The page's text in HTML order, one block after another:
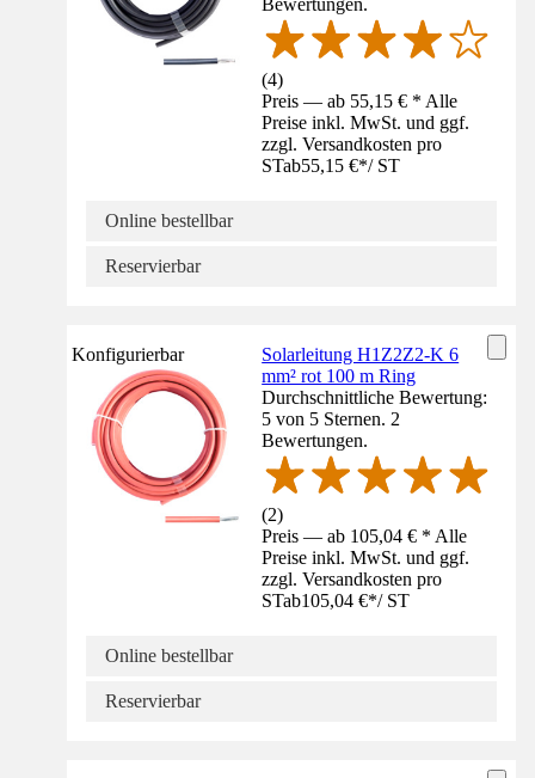
(4)
Preis — ab 55,15 € * Alle
Preise inkl. MwSt. und ggf.
zzgl. Versandkosten pro
STab55,15 €*/ ST
Online bestellbar
Reservierbar
Konfigurierbar
Solarleitung H1Z2Z2-K 6
mm² rot 100 m Ring
Durchschnittliche Bewertung:
5 von 5 Sternen. 2
Bewertungen.
(2)
Preis — ab 105,04 € * Alle
Preise inkl. MwSt. und ggf.
zzgl. Versandkosten pro
STab105,04 €*/ ST
Online bestellbar
Reservierbar